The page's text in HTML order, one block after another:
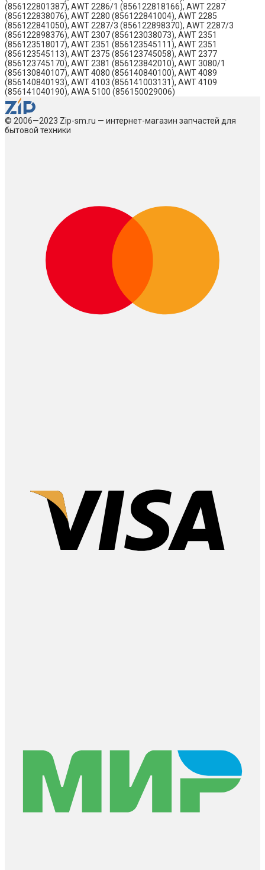
(856122801387), AWT 2286/1 (856122818166), AWT 2287
(856122838076), AWT 2280 (856122841004), AWT 2285
(856122841050), AWT 2287/3 (856122898370), AWT 2287/3
(856122898376), AWT 2307 (856123038073), AWT 2351
(856123518017), AWT 2351 (856123545111), AWT 2351
(856123545113), AWT 2375 (856123745058), AWT 2377
(856123745170), AWT 2381 (856123842010), AWT 3080/1
(856130840107), AWT 4080 (856140840100), AWT 4089
(856140840193), AWT 4103 (856141003131), AWT 4109
(856141040190), AWA 5100 (856150029006)
© 2006—2023 Zip-sm.ru — интернет-магазин запчастей для
бытовой техники